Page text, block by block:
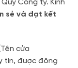
Công ty. Kính
sẻ và đạt kết
cửa
tín, được đông